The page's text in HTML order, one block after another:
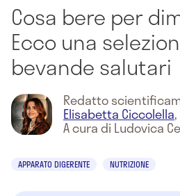
Cosa bere per
Ecco una
bevande salutari
Redatto
Elisabetta Ciccolella,
A cura di Ludovica
APPARATO DIGERENTE NUTRIZIONE